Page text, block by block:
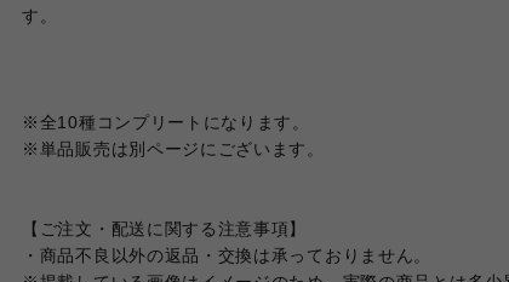
す。
※全10種コンプリートになります。
※単品販売は別ページにございます。
【ご注文・配送に関する注意事項】
・商品不良以外の返品・交換は承っておりません。